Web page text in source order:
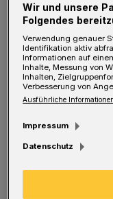
Von li.: Constanze
Schmersal GmbH &
Ariane Staab und
Foto: Janina Busse
„Wir freuen
Unterstützung
Staab
Wir und unsere
Folgendes
Verwendung genauer
Identifikation aktiv
Informationen auf
Inhalte, Messung von
Inhalten,
Verbesserung von
Ausführliche
Impressum
Datenschutz